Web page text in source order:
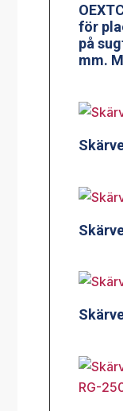
för
på
mm.